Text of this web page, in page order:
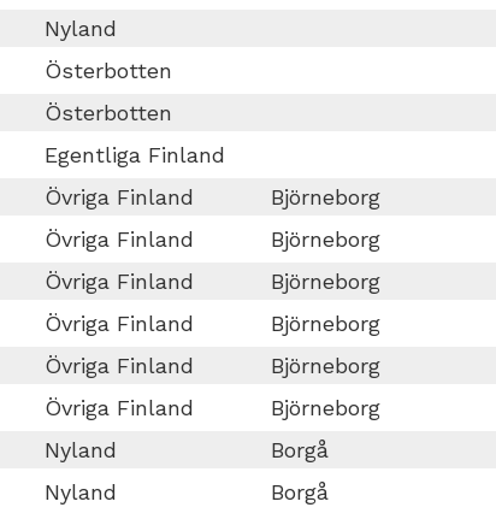
Nyland
Österbotten
Österbotten
Egentliga Finland
Övriga Finland Björneborg
Övriga Finland Björneborg
Övriga Finland Björneborg
Övriga Finland Björneborg
Övriga Finland Björneborg
Övriga Finland Björneborg
Nyland Borgå
Nyland Borgå